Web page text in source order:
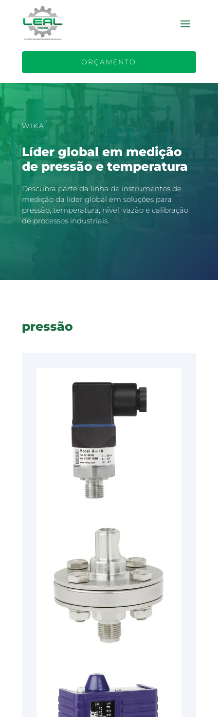
ORÇAMENTO
WIKA
Líder global em medição
de pressão e temperatura
Descubra parte da linha de instrumentos de
medição da líder global em soluções para
pressão, temperatura, nível, vazão e calibração
de processos industriais.
pressão